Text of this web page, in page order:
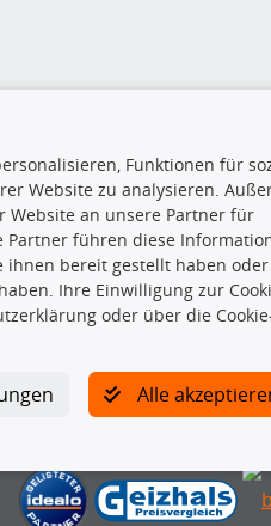
Daten insbesondere die gesamte
die Daten oder die gesamte
zu verbreiten und/oder diese
über unseren Onlineshop
entspricht.
Funktionen für
Website zu analysieren.
Website an unsere Partner für
Partner führen diese
ihnen bereit gestellt haben
Ihre Einwilligung zur
oder über die
Alle